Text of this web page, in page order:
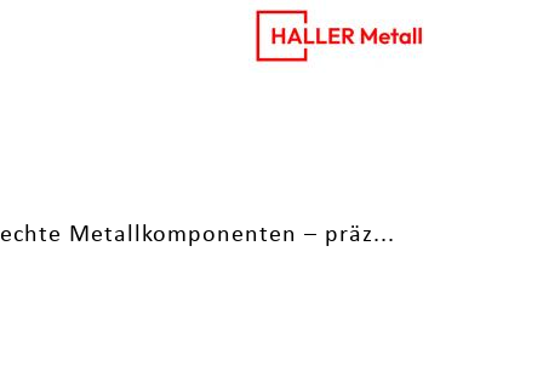
Metallkomponenten – präz...